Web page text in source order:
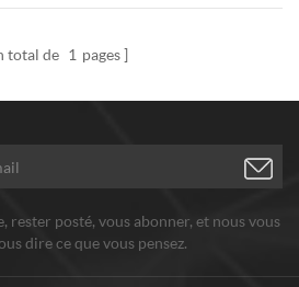
total de 1 pages
rester posté, vous abonner, et nous vous
dire ce que vous pensez.